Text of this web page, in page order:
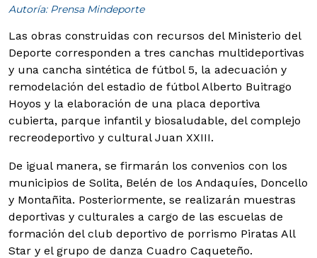
Autoría: Prensa Mindeporte
Las obras construidas con recursos del Ministerio del
Deporte corresponden a tres canchas multideportivas
y una cancha sintética de fútbol 5, la adecuación y
remodelación del estadio de fútbol Alberto Buitrago
Hoyos y la elaboración de una placa deportiva
cubierta, parque infantil y biosaludable, del complejo
recreodeportivo y cultural Juan XXIII.
De igual manera, se firmarán los convenios con los
municipios de Solita, Belén de los Andaquíes, Doncello
y Montañita. Posteriormente, se realizarán muestras
deportivas y culturales a cargo de las escuelas de
formación del club deportivo de porrismo Piratas All
Star y el grupo de danza Cuadro Caqueteño.